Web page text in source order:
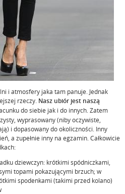
i atmosfery jaka tam panuje. Jednak
rzeczy. Nasz ubiór jest naszą
do siebie jak i do innych. Zatem
wyprasowany (niby oczywiste,
i dopasowany do okoliczności. Inny
a zupełnie inny na egzamin. Całkowicie
dziewczyn: krótkimi spódniczkami,
topami pokazującymi brzuch; w
spodenkami (takimi przed kolano)